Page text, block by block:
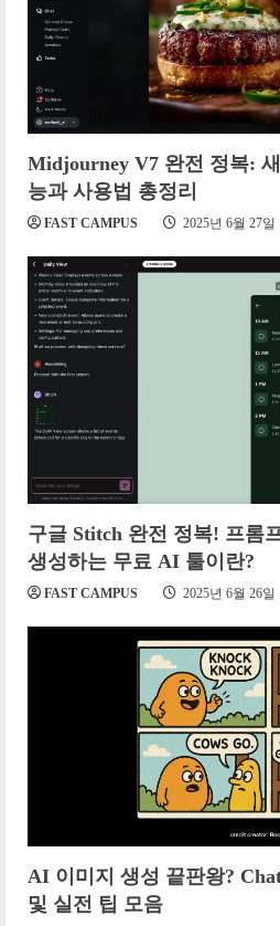
Midjourney V7 완전 정복:
능과 사용법 총정리
FAST CAMPUS 2025년 6월 27일
구글 Stitch 완전 정복! 프롬
생성하는 무료 AI 툴이란?
FAST CAMPUS 2025년 6월 26일
AI 이미지 생성 끝판왕?
및 실전 팁 모음